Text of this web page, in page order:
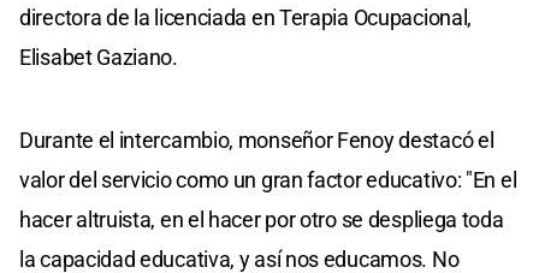
directora de la licenciada en Terapia Ocupacional,
Elisabet Gaziano.
Durante el intercambio, monseñor Fenoy destacó el
valor del servicio como un gran factor educativo: "En el
hacer altruista, en el hacer por otro se despliega toda
la capacidad educativa, y así nos educamos. No